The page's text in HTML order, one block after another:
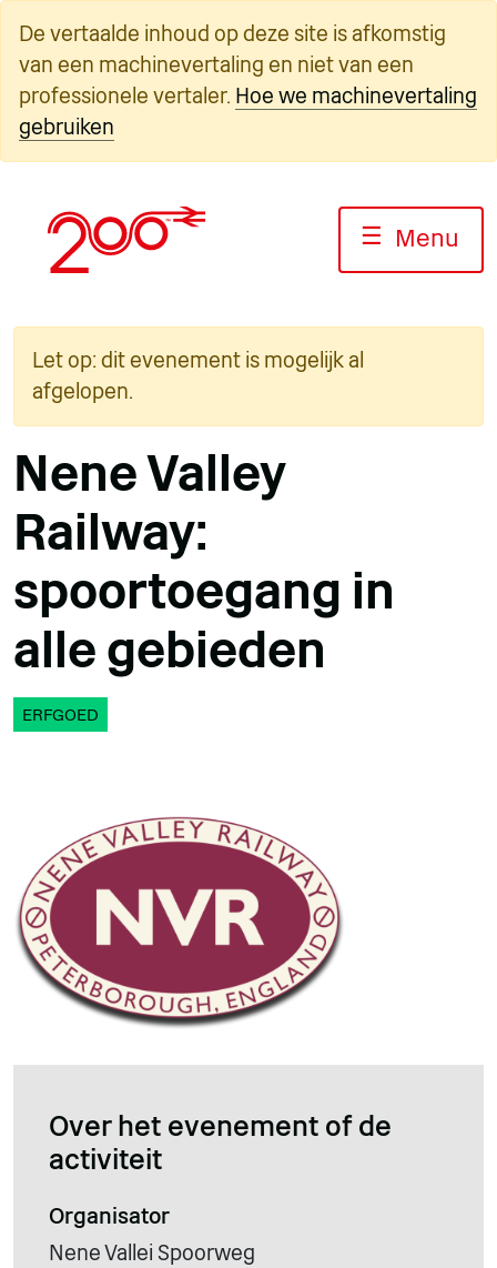
naar
inhoud
De vertaalde inhoud op deze site is afkomstig
van een machinevertaling en niet van een
professionele vertaler. Hoe we machinevertaling
gebruiken
☰ Menu
Let op: dit evenement is mogelijk al
afgelopen.
Nene Valley
Railway:
spoortoegang in
alle gebieden
ERFGOED
Over het evenement of de
activiteit
Organisator
Nene Vallei Spoorweg